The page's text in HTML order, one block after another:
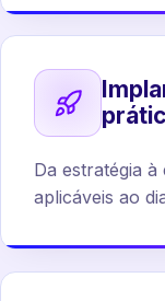
Da estratégia
aplicáveis ao